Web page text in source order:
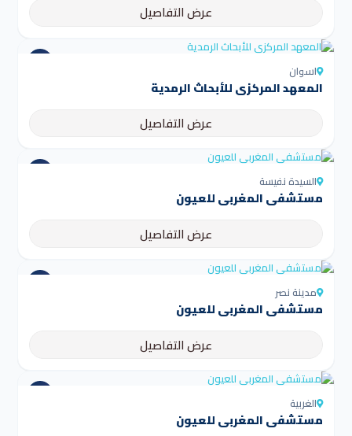
عرض التفاصيل
اسوان
المعهد المركزي للأبحاث الرمدية
عرض التفاصيل
السيدة نفيسة
مستشفى المغربي للعيون
عرض التفاصيل
مدينة نصر
مستشفى المغربي للعيون
عرض التفاصيل
الغربية
مستشفى المغربي للعيون